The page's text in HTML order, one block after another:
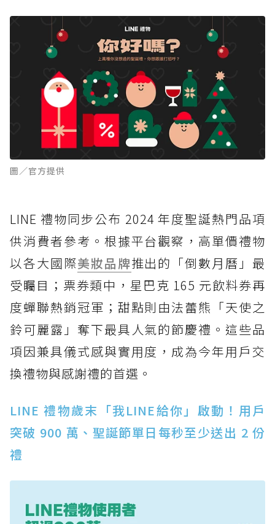
圖／官方提供
LINE 禮物同步公布 2024 年度聖誕熱門品項
供消費者參考。根據平台觀察，高單價禮物
以各大國際美妝品牌推出的「倒數月曆」最
受矚目；票券類中，星巴克 165 元飲料券再
度蟬聯熱銷冠軍；甜點則由法蕾熊「天使之
鈴可麗露」奪下最具人氣的節慶禮。這些品
項因兼具儀式感與實用度，成為今年用戶交
換禮物與感謝禮的首選。
LINE 禮物歲末「我LINE給你」啟動！用戶
突破 900 萬、聖誕節單日每秒至少送出 2 份
禮